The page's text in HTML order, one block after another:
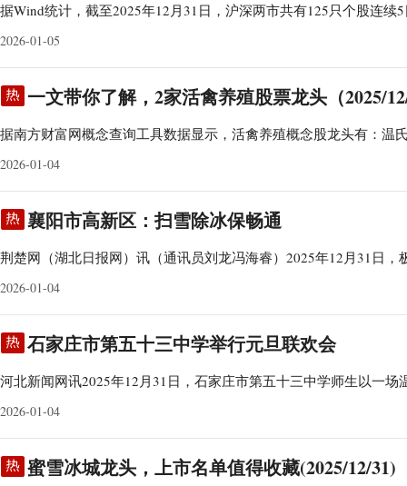
据Wind统计，截至2025年12月31日，沪深两市共有125只个股连续
2026-01-05
一文带你了解，2家活禽养殖股票龙头（2025/
据南方财富网概念查询工具数据显示，活禽养殖概念股龙头有：温
2026-01-04
襄阳市高新区：扫雪除冰保畅通
荆楚网（湖北日报网）讯（通讯员刘龙冯海睿）2025年12月31日，
2026-01-04
石家庄市第五十三中学举行元旦联欢会
河北新闻网讯2025年12月31日，石家庄市第五十三中学师生以一场
2026-01-04
蜜雪冰城龙头，上市名单值得收藏(2025/12/31)